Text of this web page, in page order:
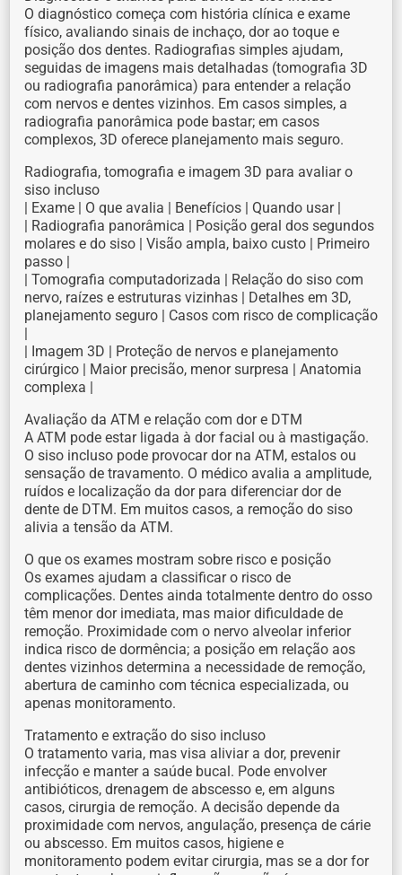
O diagnóstico começa com história clínica e exame
físico, avaliando sinais de inchaço, dor ao toque e
posição dos dentes. Radiografias simples ajudam,
seguidas de imagens mais detalhadas (tomografia 3D
ou radiografia panorâmica) para entender a relação
com nervos e dentes vizinhos. Em casos simples, a
radiografia panorâmica pode bastar; em casos
complexos, 3D oferece planejamento mais seguro.
Radiografia, tomografia e imagem 3D para avaliar o
siso incluso
| Exame | O que avalia | Benefícios | Quando usar |
| Radiografia panorâmica | Posição geral dos segundos
molares e do siso | Visão ampla, baixo custo | Primeiro
passo |
| Tomografia computadorizada | Relação do siso com
nervo, raízes e estruturas vizinhas | Detalhes em 3D,
planejamento seguro | Casos com risco de complicação
|
| Imagem 3D | Proteção de nervos e planejamento
cirúrgico | Maior precisão, menor surpresa | Anatomia
complexa |
Avaliação da ATM e relação com dor e DTM
A ATM pode estar ligada à dor facial ou à mastigação.
O siso incluso pode provocar dor na ATM, estalos ou
sensação de travamento. O médico avalia a amplitude,
ruídos e localização da dor para diferenciar dor de
dente de DTM. Em muitos casos, a remoção do siso
alivia a tensão da ATM.
O que os exames mostram sobre risco e posição
Os exames ajudam a classificar o risco de
complicações. Dentes ainda totalmente dentro do osso
têm menor dor imediata, mas maior dificuldade de
remoção. Proximidade com o nervo alveolar inferior
indica risco de dormência; a posição em relação aos
dentes vizinhos determina a necessidade de remoção,
abertura de caminho com técnica especializada, ou
apenas monitoramento.
Tratamento e extração do siso incluso
O tratamento varia, mas visa aliviar a dor, prevenir
infecção e manter a saúde bucal. Pode envolver
antibióticos, drenagem de abscesso e, em alguns
casos, cirurgia de remoção. A decisão depende da
proximidade com nervos, angulação, presença de cárie
ou abscesso. Em muitos casos, higiene e
monitoramento podem evitar cirurgia, mas se a dor for